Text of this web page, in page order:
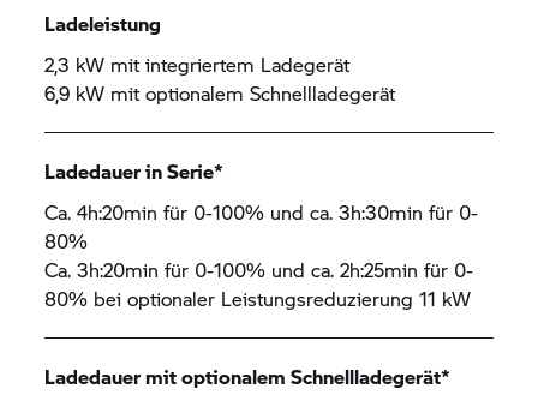
Ladeleistung
2,3 kW mit integriertem Ladegerät
6,9 kW mit optionalem Schnellladegerät
Ladedauer in Serie*
Ca. 4h:20min für 0-100% und ca. 3h:30min für 0-
80%
Ca. 3h:20min für 0-100% und ca. 2h:25min für 0-
80% bei optionaler Leistungsreduzierung 11 kW
Ladedauer mit optionalem Schnellladegerät*